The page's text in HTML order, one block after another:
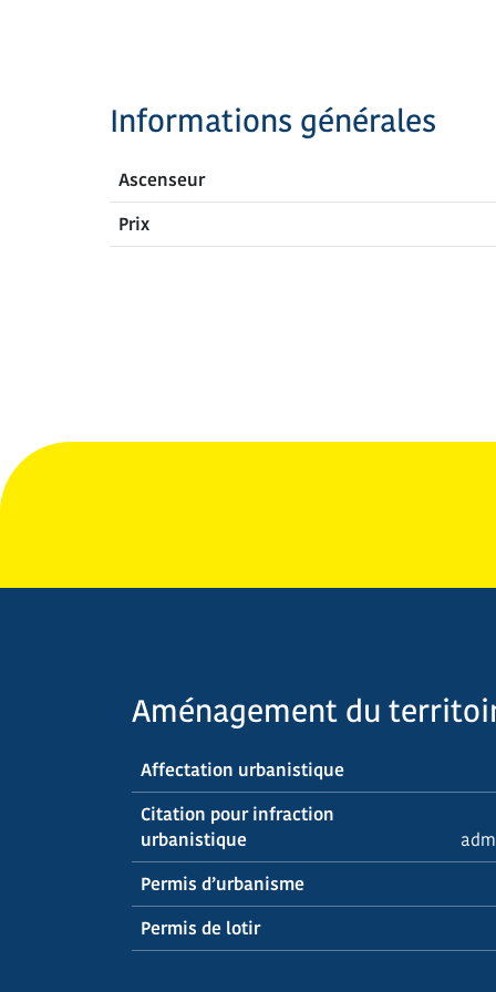
Informations générales
Ascenseur
Prix
Aménagement du
Affectation urbanistique
Citation pour infraction
urbanistique
Permis d’urbanisme
Permis de lotir